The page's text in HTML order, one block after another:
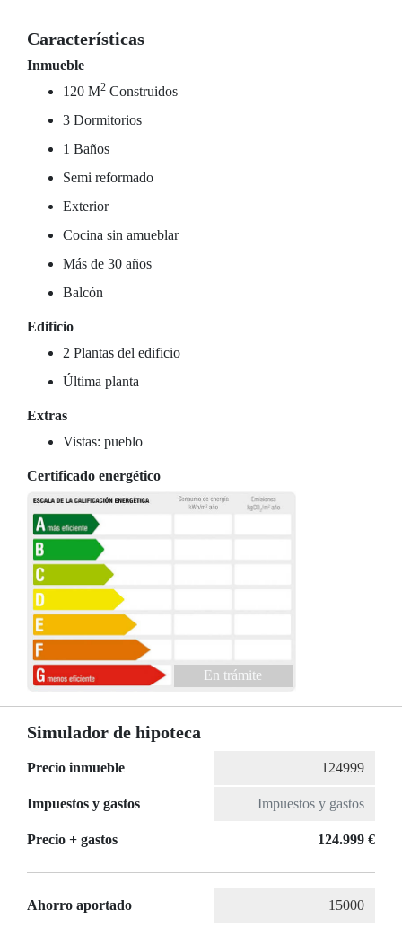
Características
Inmueble
120 M2 Construidos
3 Dormitorios
1 Baños
Semi reformado
Exterior
Cocina sin amueblar
Más de 30 años
Balcón
Edificio
2 Plantas del edificio
Última planta
Extras
Vistas: pueblo
Certificado energético
En trámite
Simulador de hipoteca
Precio inmueble
Impuestos y gastos
Precio + gastos 124.999 €
Ahorro aportado